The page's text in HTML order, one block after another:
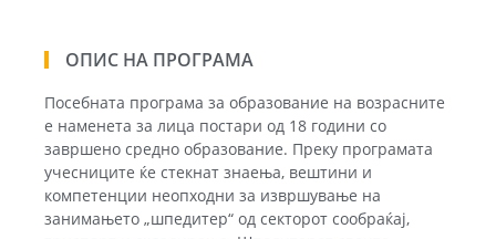
ОПИС НА ПРОГРАМА
Посебната програма за образование на возрасните
е наменета за лица постари од 18 години со
завршено средно образование. Преку програмата
учесниците ќе стекнат знаења, вештини и
компетенции неопходни за извршување на
занимањето „шпедитер“ од секторот сообраќај,